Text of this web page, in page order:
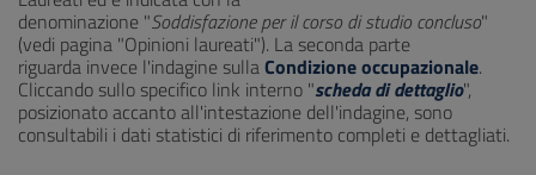
denominazione "Soddisfazione per il corso di studio concluso"
(vedi pagina "Opinioni laureati"). La seconda parte
riguarda invece l'indagine sullaCondizione occupazionale.
Cliccando sullo specifico link interno "scheda di dettaglio",
posizionato accanto all'intestazione dell'indagine, sono
consultabili i dati statistici di riferimento completi e dettagliati.